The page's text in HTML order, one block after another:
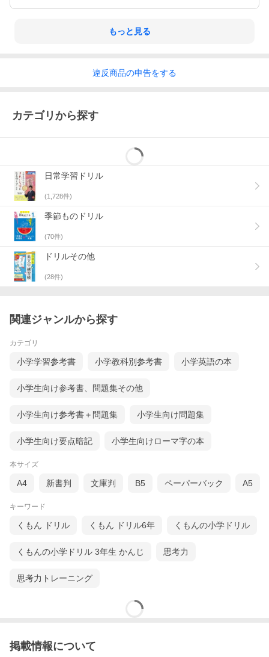
もっと見る
違反商品の申告をする
カテゴリから探す
日常学習ドリル
(1,728件)
季節ものドリル
(70件)
ドリルその他
(28件)
関連ジャンルから探す
カテゴリ
小学学習参考書 小学教科別参考書 小学英語の本
小学生向け参考書、問題集その他
小学生向け参考書＋問題集 小学生向け問題集
小学生向け要点暗記 小学生向けローマ字の本
本サイズ
A4 新書判 文庫判 B5 ペーパーバック A5
キーワード
くもん ドリル くもん ドリル6年 くもんの小学ドリル
くもんの小学ドリル 3年生 かんじ 思考力
思考力トレーニング
掲載情報について